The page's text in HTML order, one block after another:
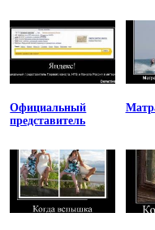
Официальный
представитель